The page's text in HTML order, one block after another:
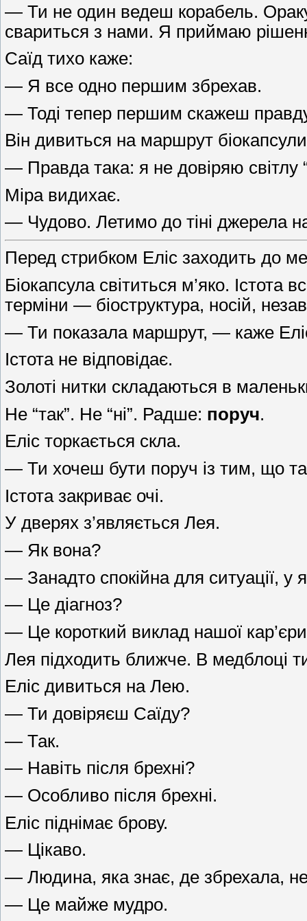
— Ти не один ведеш корабель.
свариться з нами. Я приймаю
Саїд тихо каже:
— Я все одно першим збрехав.
— Тоді тепер першим скажеш
Він дивиться на маршрут
— Правда така: я не довіряю світлу
Міра видихає.
— Чудово. Летимо до тіні джерела
Перед стрибком Еліс заходить до
Біокапсула світиться м’яко. Істота
терміни — біоструктура, носій,
— Ти показала маршрут, — каже
Істота не відповідає.
Золоті нитки складаються в
Не “так”. Не “ні”. Радше: поруч.
Еліс торкається скла.
— Ти хочеш бути поруч із тим, що
Істота закриває очі.
У дверях з’являється Лея.
— Як вона?
— Занадто спокійна для ситуації, у
— Це діагноз?
— Це короткий виклад нашої
Лея підходить ближче. В медблоці
Еліс дивиться на Лею.
— Ти довіряєш Саїду?
— Так.
— Навіть після брехні?
— Особливо після брехні.
Еліс піднімає брову.
— Цікаво.
— Людина, яка знає, де збрехала,
— Це майже мудро.